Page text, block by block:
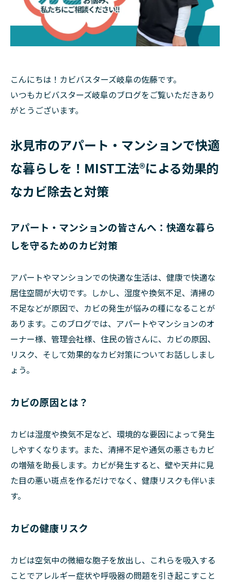
こんにちは！カビバスターズ岐阜の佐藤です。
いつもカビバスターズ岐阜のブログをご覧いただきあり
がとうございます。
氷見市のアパート・マンションで快適
な暮らしを！MIST工法®による効果的
なカビ除去と対策
アパート・マンションの皆さんへ：快適な暮ら
しを守るためのカビ対策
アパートやマンションでの快適な生活は、健康で快適な
居住空間が大切です。しかし、湿度や換気不足、清掃の
不足などが原因で、カビの発生が悩みの種になることが
あります。このブログでは、アパートやマンションのオ
ーナー様、管理会社様、住民の皆さんに、カビの原因、
リスク、そして効果的なカビ対策についてお話ししまし
ょう。
カビの原因とは？
カビは湿度や換気不足など、環境的な要因によって発生
しやすくなります。また、清掃不足や通気の悪さもカビ
の増殖を助長します。カビが発生すると、壁や天井に見
た目の悪い斑点を作るだけでなく、健康リスクも伴いま
す。
カビの健康リスク
カビは空気中の微細な胞子を放出し、これらを吸入する
ことでアレルギー症状や呼吸器の問題を引き起こすこと